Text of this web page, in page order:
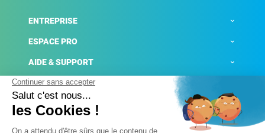
ENTREPRISE
ESPACE PRO
AIDE & SUPPORT
ACTUALITÉS